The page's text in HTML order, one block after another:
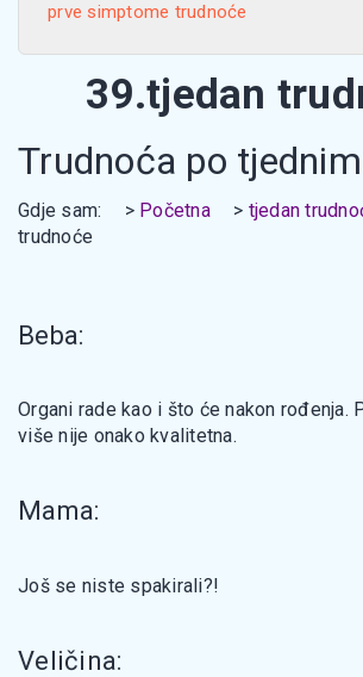
prve simptome trudnoće
39.tjedan
Trudnoća po
Gdje sam: Početna tjedan
trudnoće
Beba:
Organi rade kao i što će nakon rođenja.
više nije onako kvalitetna.
Mama:
Još se niste spakirali?!
Veličina: